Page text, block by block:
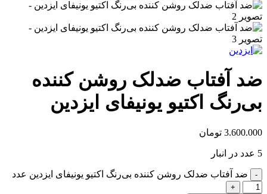
ضد آفتاب ضد‌لک روشن کننده
بی‌رنگ اکتیو یونیفای ایزدین
3.600.000 تومان
5 عدد در انبار
ضد آفتاب ضد‌لک روشن کننده بی‌رنگ اکتیو یونیفای ایزدین عدد